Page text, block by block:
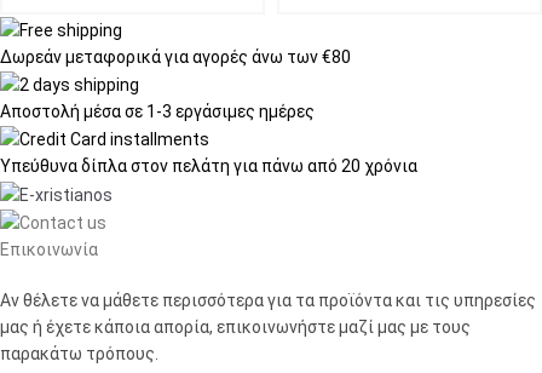
Δωρεάν μεταφορικάγια αγορές άνω των €80
Αποστολή μέσα σε 1-3 εργάσιμες ημέρες
Υπεύθυνα δίπλα στον πελάτη για πάνω από 20 χρόνια
Επικοινωνία
Αν θέλετε να μάθετε περισσότερα για τα προϊόντα και τις υπηρεσίες
μας ή έχετε κάποια απορία, επικοινωνήστε μαζί μας με τους
παρακάτω τρόπους.